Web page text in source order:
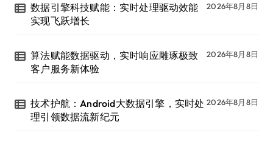
数据引擎科技赋能：实时处理驱动效能
实现飞跃增长
2026年8月8日
算法赋能数据驱动，实时响应雕琢极致
客户服务新体验
2026年8月8日
技术护航：Android大数据引擎，实时处
理引领数据流新纪元
2026年8月8日